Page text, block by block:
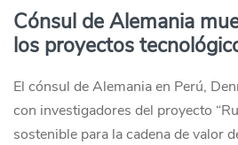
Cónsul de Alemania
los proyectos
El cónsul de Alemania en Perú,
con investigadores del proyecto
sostenible para la cadena de valor